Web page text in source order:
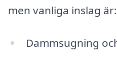
men vanliga inslag är:
Dammsugning